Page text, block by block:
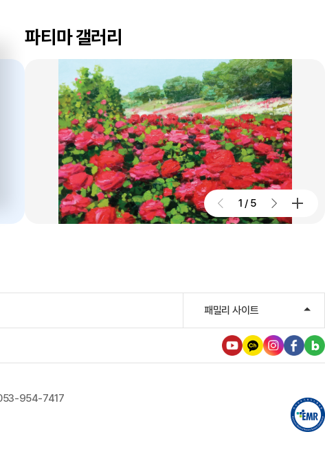
2026.07.31
대구광역시간호사회와 함께 개원
70주년 기념 커피부스 운영
2026.07.30
대구파티마병원, 진단검사의학과
리모델링 축복식 개최
2026.07.29
2026.07.28
대구파티마병원, 스타키보청기
대구센터로부터 개원 70주년 기념
2026.07.27
파티마 갤러리
1 / 5
패밀리 사이트
954-7417